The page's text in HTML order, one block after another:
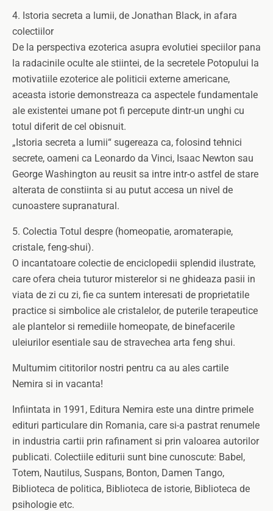
4. Istoria secreta a lumii, de Jonathan Black, in afara
colectiilor
De la perspectiva ezoterica asupra evolutiei speciilor pana
la radacinile oculte ale stiintei, de la secretele Potopului la
motivatiile ezoterice ale politicii externe americane,
aceasta istorie demonstreaza ca aspectele fundamentale
ale existentei umane pot fi percepute dintr-un unghi cu
totul diferit de cel obisnuit.
„Istoria secreta a lumii“ sugereaza ca, folosind tehnici
secrete, oameni ca Leonardo da Vinci, Isaac Newton sau
George Washington au reusit sa intre intr-o astfel de stare
alterata de constiinta si au putut accesa un nivel de
cunoastere supranatural.
5. Colectia Totul despre (homeopatie, aromaterapie,
cristale, feng-shui).
O incantatoare colectie de enciclopedii splendid ilustrate,
care ofera cheia tuturor misterelor si ne ghideaza pasii in
viata de zi cu zi, fie ca suntem interesati de proprietatile
practice si simbolice ale cristalelor, de puterile terapeutice
ale plantelor si remediile homeopate, de binefacerile
uleiurilor esentiale sau de stravechea arta feng shui.
Multumim cititorilor nostri pentru ca au ales cartile
Nemira si in vacanta!
Infiintata in 1991, Editura Nemira este una dintre primele
edituri particulare din Romania, care si-a pastrat renumele
in industria cartii prin rafinament si prin valoarea autorilor
publicati. Colectiile editurii sunt bine cunoscute: Babel,
Totem, Nautilus, Suspans, Bonton, Damen Tango,
Biblioteca de politica, Biblioteca de istorie, Biblioteca de
psihologie etc.